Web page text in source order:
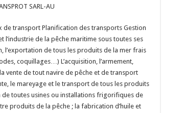
SARL-AU
transport Planification des transports Gestion
l’industrie de la pêche maritime sous toutes ses
l’exportation de tous les produits de la mer frais
coquillages…) L’acquisition, l’armement,
vente de tout navire de pêche et de transport
le mareyage et le transport de tous les produits
de toutes usines ou installations frigorifiques de
produits de la pêche ; la fabrication d’huile et